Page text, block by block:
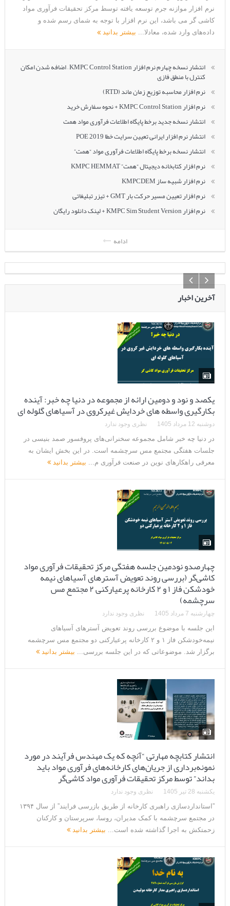
نرم افزار موازنه جرم توسعه یافته توسط مرکز تحقیقات فرآوری مواد
کاشی گر می باشد، این نرم افزار با توجه به شمای رسم شده و
داده‌های وارد شده، معادلا... بیشتر بدانید
انتشار نسخه چهارم نرم افزار KMPC Control Station – اضافه شدن امکان
کنترل با منطق فازی
نرم افزار محاسبه توزیع زمان ماند (RTD)
نرم افزار KMPC Control Station + نحوه سفارش خرید
انتشار نسخه جدید برخط پایگاه اطلاعات فرآوری مواد همت
انتشار نرم افزار ایرانی تعیین سرایت خطا POE 2019
انتشار نسخه برخط پایگاه اطلاعات فرآوری مواد “همت”
نرم افزار کتابخانه دیجیتال “همت” KMPC HEMMAT
نرم افزار شبیه ساز KMPCDEM
نرم افزار تعیین مسیر حرکت بار GMT + تیزر تبلیغاتی
نرم افزار KMPC Sim Student Version + لینک دانلود رایگان
ادامه
آخرین اخبار
یکصد و نود و دومین ارائه از مجموعه در دنیا چه خبر: آینده
بکارگیری واسطه های خردایش غیرکروی در آسیاهای گلوله ای
دوشنبه 12 مرداد 1405 نظری وجود ندارد
در دنیا چه خبر شامل مجموعه سخنرانی‌های پروفسور صمد بنیسی در
جلسات هفتگی مجتمع مس سرچشمه است. در این بخش ایشان به
معرفی راهکارهای نوین در صنعت فرآوری م... بیشتر بدانید
چهارصدو نودمین جلسه هفتگی مرکز تحقیقات فرآوری مواد
کاشی‌گر (بررسی روند تعویض آسترهای آسیاهای نیمه
خودشکن فاز ۱ و ۲ کارخانه پرعیارکنی ۲ مجتمع مس
سرچشمه)
چهارشنبه 7 مرداد 1405 نظری وجود ندارد
این جلسه با موضوع بررسی روند تعویض آسترهای آسیاهای
نیمه‌خودشکن فاز ۱ و ۲ کارخانه پرعیارکنی دو مجتمع مس سرچشمه
برگزار شد. موضوعاتی که در این جلسه بررسی... بیشتر بدانید
انتشار کتابچه مهارتی “آنچه که یک مهندس فرآیند در مورد
نمونه‌برداری از جریان‌های کارخانه‌های فرآوری مواد باید
بداند” توسط مرکز تحقیقات فرآوری مواد کاشی‌گر
یکشنبه 28 تیر 1405 نظری وجود ندارد
”استانداردسازی راهبری کارخانه از طریق بازرسی فرایند” از سال ۱۳۹۴
در مجتمع سرچشمه با کمک مدیران، روسا، سرپرستان و کارکنان
زحمتکش به اجرا گذاشته شده است... بیشتر بدانید